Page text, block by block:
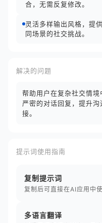
合，无需反复修改。
灵活多样输出风格，提
同场景的社交挑战。
解决的问题
帮助用户在复杂社交情
严密的对话回复，提升
接。
提示词使用指南
复制提示词
复制后可直接在AI应用中
多语言翻译